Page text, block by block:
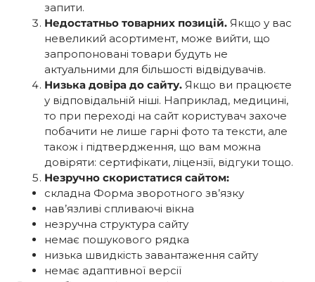
запити.
Недостатньо товарних позицій. Якщо у вас
невеликий асортимент, може вийти, що
запропоновані товари будуть не
актуальними для більшості відвідувачів.
Низька довіра до сайту. Якщо ви працюєте
у відповідальній ніші. Наприклад, медицині,
то при переході на сайт користувач захоче
побачити не лише гарні фото та тексти, але
також і підтвердження, що вам можна
довіряти: сертифікати, ліцензії, відгуки тощо.
Незручно скористатися сайтом:
складна Форма зворотного зв’язку
нав’язливі спливаючі вікна
незручна структура сайту
немає пошукового рядка
низька швидкість завантаження сайту
немає адаптивної версії